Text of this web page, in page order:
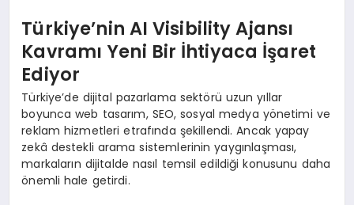
Türkiye’nin AI Visibility Ajansı
Kavramı Yeni Bir İhtiyaca İşaret
Ediyor
Türkiye’de dijital pazarlama sektörü uzun yıllar
boyunca web tasarım, SEO, sosyal medya yönetimi ve
reklam hizmetleri etrafında şekillendi. Ancak yapay
zekâ destekli arama sistemlerinin yaygınlaşması,
markaların dijitalde nasıl temsil edildiği konusunu daha
önemli hale getirdi.